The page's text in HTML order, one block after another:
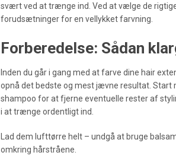
svært ved at trænge ind. Ved at vælge de
forudsætninger for en vellykket farvning.
Forberedelse: Sådan
Inden du går i gang med at farve dine hair
opnå det bedste og mest jævne resultat. Start
shampoo for at fjerne eventuelle rester af
i at trænge ordentligt ind.
Lad dem lufttørre helt – undgå at bruge
omkring hårstråene.